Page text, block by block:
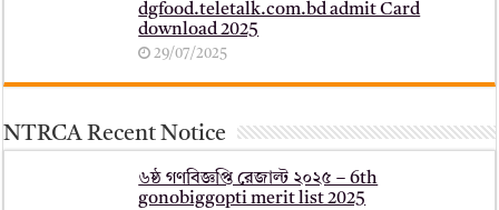
dgfood.teletalk.com.bd admit Card
download 2025
29/07/2025
NTRCA Recent Notice
৬ষ্ঠ গণবিজ্ঞপ্তি রেজাল্ট ২০২৫ – 6th
gonobiggopti merit list 2025